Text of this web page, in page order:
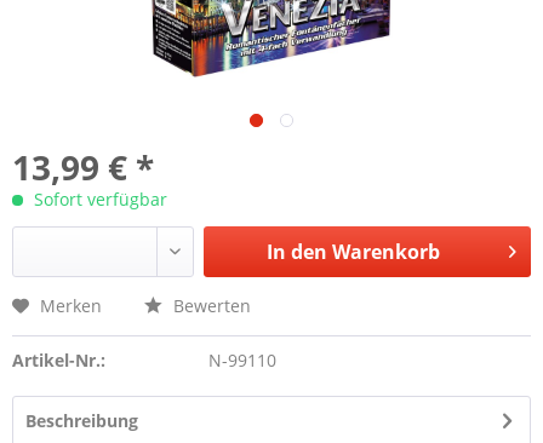
13,99 € *
Sofort verfügbar
In den Warenkorb
Merken Bewerten
Artikel-Nr.: N-99110
Beschreibung